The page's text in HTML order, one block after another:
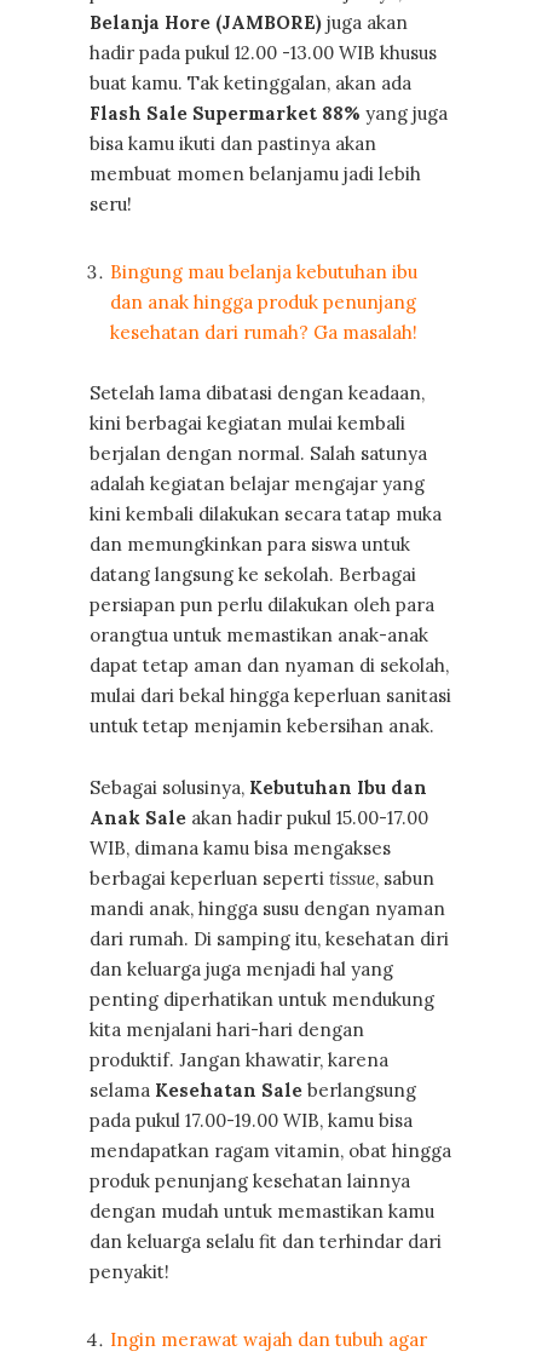
Belanja Hore (JAMBORE) juga akan
hadir pada pukul 12.00 -13.00 WIB khusus
buat kamu. Tak ketinggalan, akan ada
Flash Sale Supermarket 88% yang juga
bisa kamu ikuti dan pastinya akan
membuat momen belanjamu jadi lebih
seru!
Bingung mau belanja kebutuhan ibu
dan anak hingga produk penunjang
kesehatan dari rumah? Ga masalah!
Setelah lama dibatasi dengan keadaan,
kini berbagai kegiatan mulai kembali
berjalan dengan normal. Salah satunya
adalah kegiatan belajar mengajar yang
kini kembali dilakukan secara tatap muka
dan memungkinkan para siswa untuk
datang langsung ke sekolah. Berbagai
persiapan pun perlu dilakukan oleh para
orangtua untuk memastikan anak-anak
dapat tetap aman dan nyaman di sekolah,
mulai dari bekal hingga keperluan sanitasi
untuk tetap menjamin kebersihan anak.
Sebagai solusinya, Kebutuhan Ibu dan
Anak Sale akan hadir pukul 15.00-17.00
WIB, dimana kamu bisa mengakses
berbagai keperluan seperti tissue, sabun
mandi anak, hingga susu dengan nyaman
dari rumah. Di samping itu, kesehatan diri
dan keluarga juga menjadi hal yang
penting diperhatikan untuk mendukung
kita menjalani hari-hari dengan
produktif. Jangan khawatir, karena
selama Kesehatan Sale berlangsung
pada pukul 17.00-19.00 WIB, kamu bisa
mendapatkan ragam vitamin, obat hingga
produk penunjang kesehatan lainnya
dengan mudah untuk memastikan kamu
dan keluarga selalu fit dan terhindar dari
penyakit!
Ingin merawat wajah dan tubuh agar